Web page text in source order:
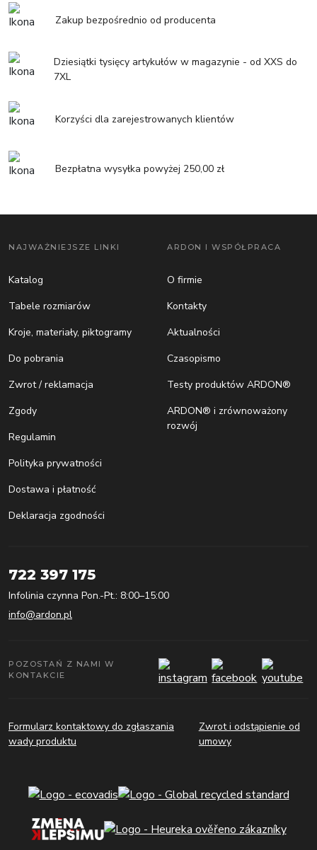
Zakup bezpośrednio od producenta
Dziesiątki tysięcy artykułów w magazynie - od XXS do
7XL
Korzyści dla zarejestrowanych klientów
Bezpłatna wysyłka powyżej 250,00 zł
NAJWAŻNIEJSZE LINKI
Katalog
Tabele rozmiarów
Kroje, materiały, piktogramy
Do pobrania
Zwrot / reklamacja
Zgody
Regulamin
Polityka prywatności
Dostawa i płatność
Deklaracja zgodności
ARDON I WSPÓŁPRACA
O firmie
Kontakty
Aktualności
Czasopismo
Testy produktów ARDON®
ARDON® i zrównoważony
rozwój
722 397 175
Infolinia czynna Pon.-Pt.: 8:00–15:00
info@ardon.pl
POZOSTAŃ Z NAMI W
KONTAKCIE
Formularz kontaktowy do zgłaszania
wady produktu
Zwrot i odstąpienie od
umowy